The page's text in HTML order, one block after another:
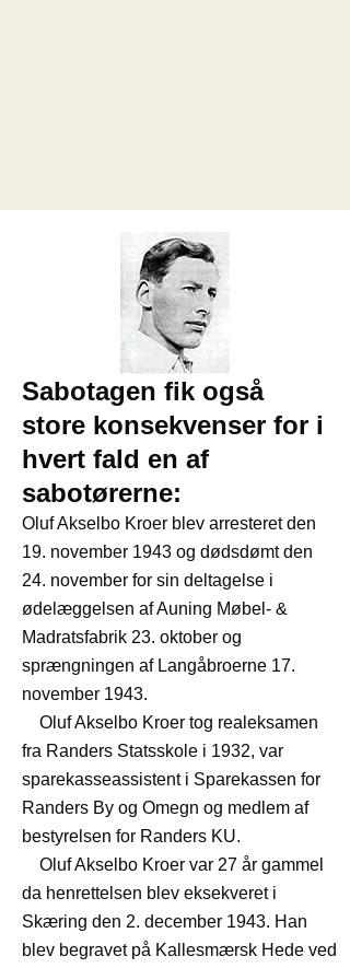
Sabotagen fik også
store konsekvenser for i
hvert fald en af
sabotørerne:
Oluf Akselbo Kroer blev arresteret den
19. november 1943 og dødsdømt den
24. november for sin deltagelse i
ødelæggelsen af Auning Møbel- &
Madratsfabrik 23. oktober og
sprængningen af Langåbroerne 17.
november 1943.
Oluf Akselbo Kroer tog realeksamen
fra Randers Statsskole i 1932, var
sparekasseassistent i Sparekassen for
Randers By og Omegn og medlem af
bestyrelsen for Randers KU.
Oluf Akselbo Kroer var 27 år gammel
da henrettelsen blev eksekveret i
Skæring den 2. december 1943. Han
blev begravet på Kallesmærsk Hede ved